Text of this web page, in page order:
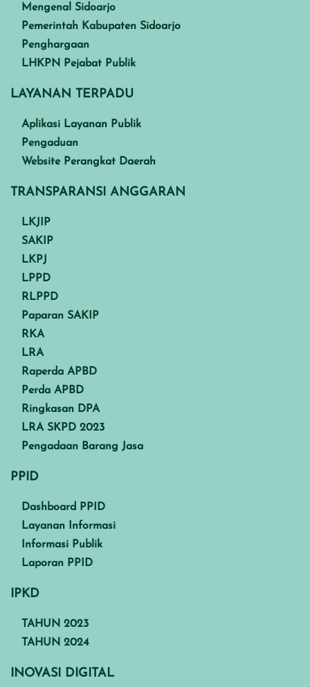
Mengenal Sidoarjo
Pemerintah Kabupaten Sidoarjo
Penghargaan
LHKPN Pejabat Publik
LAYANAN TERPADU
Aplikasi Layanan Publik
Pengaduan
Website Perangkat Daerah
TRANSPARANSI ANGGARAN
LKJIP
SAKIP
LKPJ
LPPD
RLPPD
Paparan SAKIP
RKA
LRA
Raperda APBD
Perda APBD
Ringkasan DPA
LRA SKPD 2023
Pengadaan Barang Jasa
PPID
Dashboard PPID
Layanan Informasi
Informasi Publik
Laporan PPID
IPKD
TAHUN 2023
TAHUN 2024
INOVASI DIGITAL